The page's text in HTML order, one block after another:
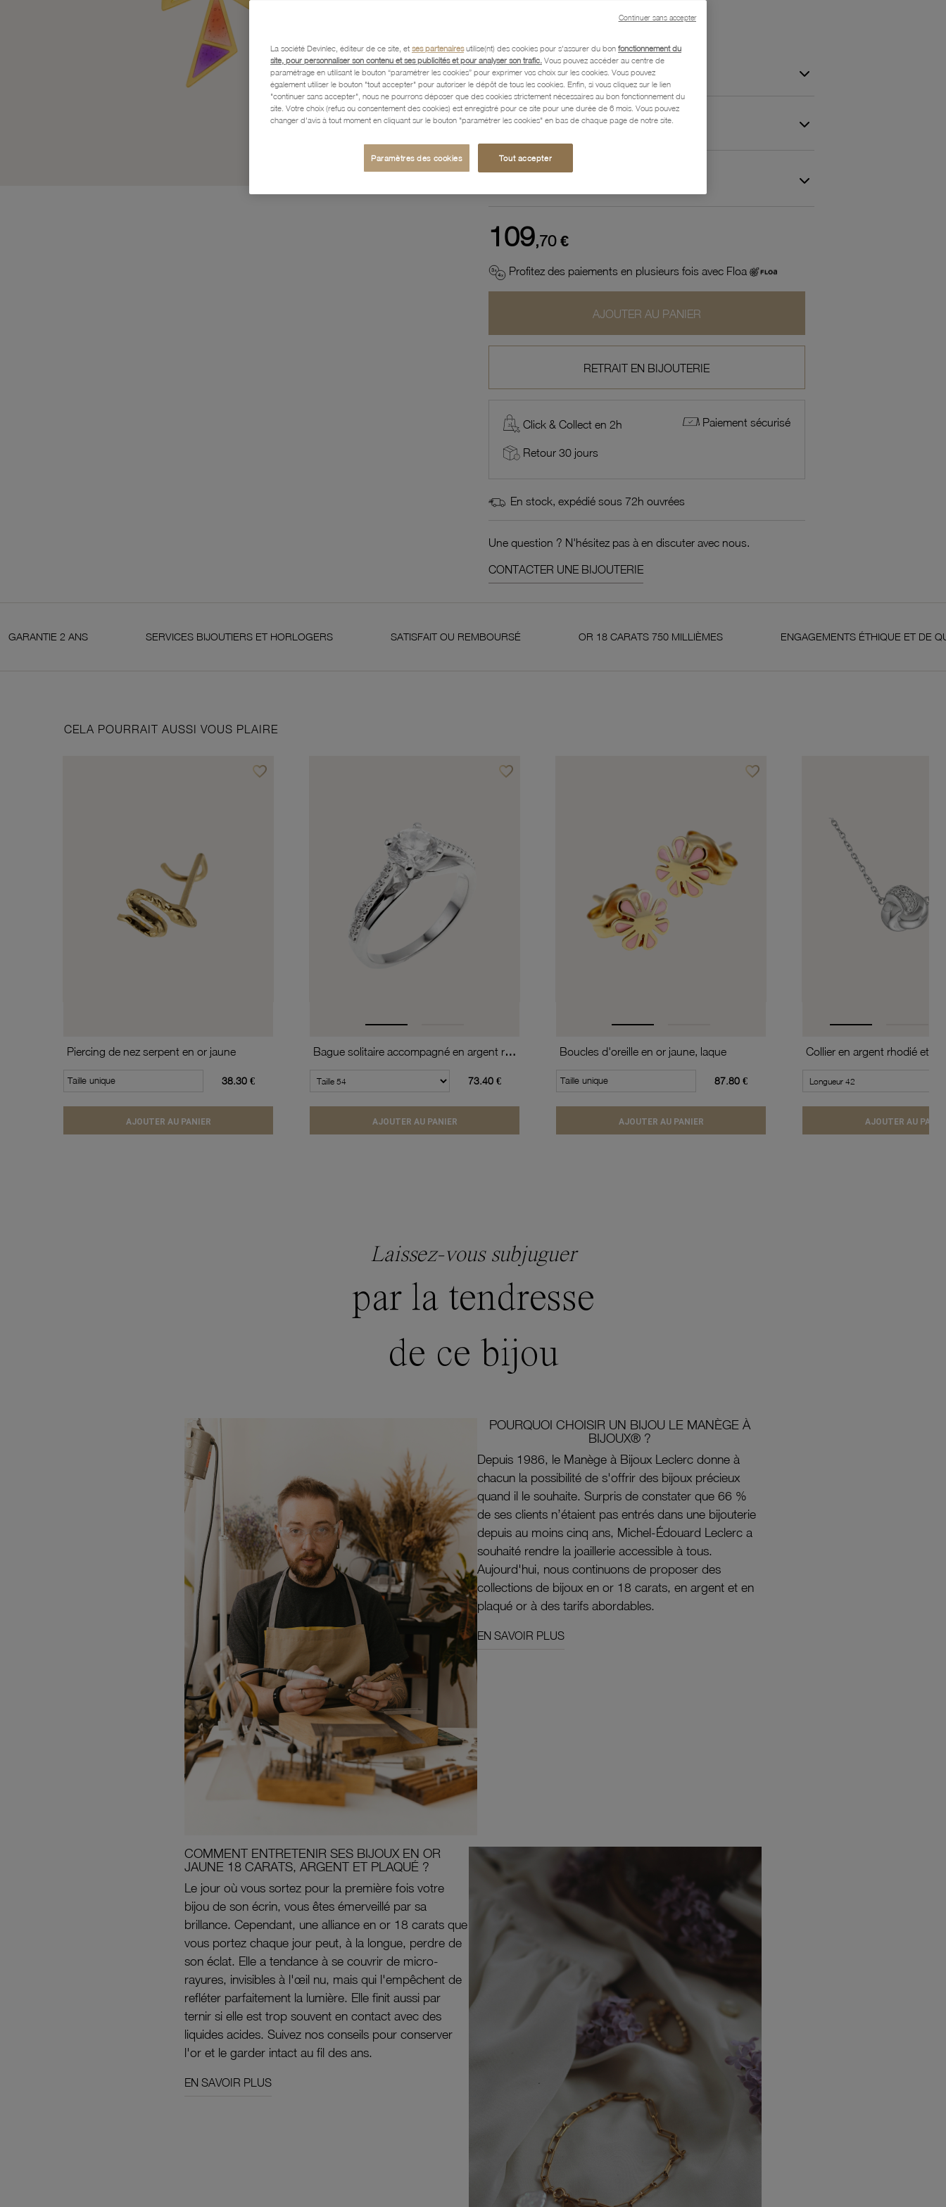
Description
Caractéristiques détaillées
109,70 €
Profitez des paiements en plusieurs fois avec Floa
AJOUTER AU PANIER
RETRAIT EN BIJOUTERIE
Click & Collect en 2h Paiement sécurisé
Retour 30 jours
En stock, expédié sous 72h ouvrées
Une question ? N'hésitez pas à en discuter avec nous.
CONTACTER UNE BIJOUTERIE
SERVICES BIJOUTIERS ET HORLOGERS SATISFAIT OU REMBOURSÉ OR 18 CARATS 750 MILLIÈMES ENGAGEMENTS ÉTHIQUE ET DE QUALITÉ
CELA POURRAIT AUSSI VOUS PLAIRE
favorite_borderAjouter à vos favoris
Piercing de nez serpent en or jaune
Taille unique 38.30 €
AJOUTER AU PANIER
favorite_borderAjouter à vos favoris
Bague solitaire accompagné en argent rhodié, oxydes de zirconium
73.40 €
AJOUTER AU PANIER
favorite_borderAjouter à vos favoris
Boucles d'oreille en or jaune, laque
Taille unique 87.80 €
AJOUTER AU PANIER AJOUTER AU
Laissez-vous subjuguer
par la tendresse
de ce bijou
POURQUOI CHOISIR UN BIJOU LE MANÈGE À
BIJOUX® ?
Depuis 1986, le Manège à Bijoux Leclerc donne à
chacun la possibilité de s'offrir des bijoux précieux
quand il le souhaite. Surpris de constater que 66 %
de ses clients n’étaient pas entrés dans une bijouterie
depuis au moins cinq ans, Michel-Édouard Leclerc a
souhaité rendre la joaillerie accessible à tous.
Aujourd'hui, nous continuons de proposer des
collections de bijoux en or 18 carats, en argent et en
plaqué or à des tarifs abordables.
EN SAVOIR PLUS
COMMENT ENTRETENIR SES BIJOUX EN OR
JAUNE 18 CARATS, ARGENT ET PLAQUÉ ?
Le jour où vous sortez pour la première fois votre
bijou de son écrin, vous êtes émerveillé par sa
brillance. Cependant, une alliance en or 18 carats que
vous portez chaque jour peut, à la longue, perdre de
son éclat. Elle a tendance à se couvrir de micro-
rayures, invisibles à l'œil nu, mais qui l'empêchent de
refléter parfaitement la lumière. Elle finit aussi par
ternir si elle est trop souvent en contact avec des
liquides acides. Suivez nos conseils pour conserver
l'or et le garder intact au fil des ans.
EN SAVOIR PLUS
La société Devinlec, éditeur de ce site, et ses partenairesutilise(nt) des cookies pour s'assurer du bon fonctionnement du
site, pour personnaliser son contenu et ses publicités et pour analyser son trafic. Vous pouvez accéder au centre de
paramétrage en utilisant le bouton “paramétrer les cookies” pour exprimer vos choix sur les cookies. Vous pouvez
également utiliser le bouton "tout accepter" pour autoriser le dépôt de tous les cookies. Enfin, si vous cliquez sur le lien
"continuer sans accepter", nous ne pourrons déposer que des cookies strictement nécessaires au bon fonctionnement du
site. Votre choix (refus ou consentement des cookies) est enregistré pour ce site pour une durée de 6 mois. Vous pouvez
changer d'avis à tout moment en cliquant sur le bouton "paramétrer les cookies" en bas de chaque page de notre site.
Paramètres des cookies Tout accepter
Continuer sans accepter